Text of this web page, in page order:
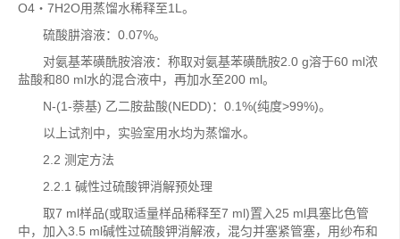
O4・7H2O用蒸馏水稀释至1L。
硫酸肼溶液：0.07%。
对氨基苯磺酰胺溶液：称取对氨基苯磺酰胺2.0 g溶于60 ml浓
盐酸和80 ml水的混合液中，再加水至200 ml。
N-(1-萘基) 乙二胺盐酸(NEDD)：0.1%(纯度>99%)。
以上试剂中，实验室用水均为蒸馏水。
2.2 测定方法
2.2.1 碱性过硫酸钾消解预处理
取7 ml样品(或取适量样品稀释至7 ml)置入25 ml具塞比色管
中，加入3.5 ml碱性过硫酸钾消解液，混匀并塞紧管塞，用纱布和